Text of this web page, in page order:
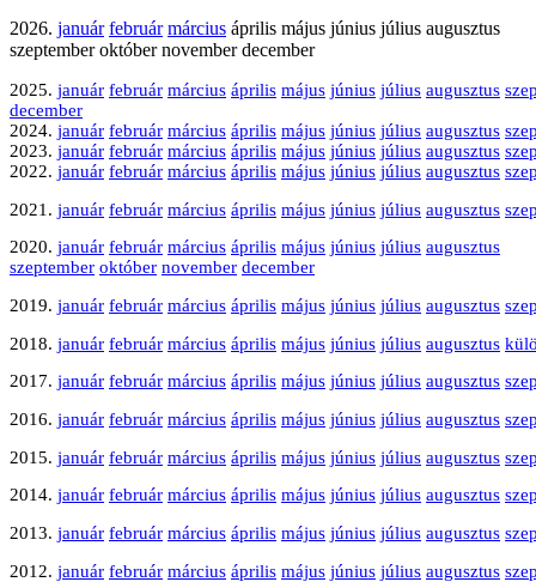
2026. január február március április május június július augusztus
szeptember október november december
2025. január február március április május június július augusztus
december
2024. január február március április május június július augusztus
2023. január február március április május június július augusztus
2022. január február március április május június július augusztus
2021. január február március április május június július augusztus
2020. január február március április május június július augusztus
szeptember október november december
2019. január február március április május június július augusztus
2018. január február március április május június július augusztus
2017. január február március április május június július augusztus
2016. január február március április május június július augusztus
2015. január február március április május június július augusztus
2014. január február március április május június július augusztus
2013. január február március április május június július augusztus
2012. január február március április május június július augusztus